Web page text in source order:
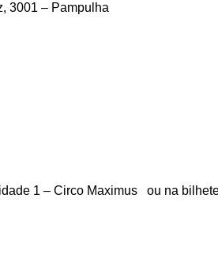
3001 – Pampulha
1 – Circo Maximus ou na